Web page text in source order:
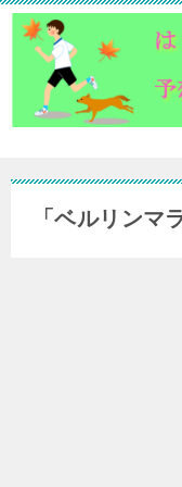
「ベルリンマ